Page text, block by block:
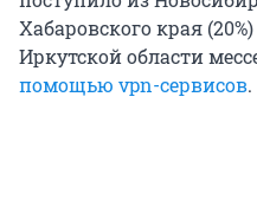
Хабаровского края
Иркутской области
помощью vpn-сервисов.